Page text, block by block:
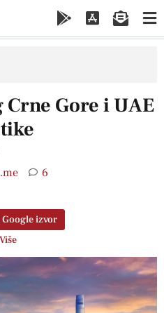
Gore i UAE
6
izvor
Više